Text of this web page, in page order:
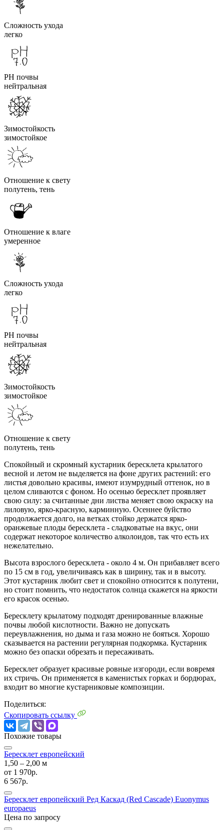
Сложность ухода
легко
PH почвы
нейтральная
Зимостойкость
зимостойкое
Отношение к свету
полутень, тень
Отношение к влаге
умеренное
Сложность ухода
легко
PH почвы
нейтральная
Зимостойкость
зимостойкое
Отношение к свету
полутень, тень
Спокойный и скромный кустарник бересклета крылатого
весной и летом не выделяется на фоне других растений: его
листья довольно красивы, имеют изумрудный оттенок, но в
целом сливаются с фоном. Но осенью бересклет проявляет
свою силу: за считанные дни листва меняет свою окраску на
лиловую, ярко-красную, карминную. Осеннее буйство
продолжается долго, на ветках стойко держатся ярко-
оранжевые плоды бересклета - сладковатые на вкус, они
содержат некоторое количество алколоидов, так что есть их
нежелательно.
Высота взрослого бересклета - около 4 м. Он прибавляет всего
по 15 см в год, увеличиваясь как в ширину, так и в высоту.
Этот кустарник любит свет и спокойно относится к полутени,
но стоит помнить, что недостаток солнца скажется на яркости
его красок осенью.
Бересклету крылатому подходят дренированные влажные
почвы любой кислотности. Важно не допускать
переувлажнения, но дыма и газа можно не бояться. Хорошо
сказывается на растении регулярная подкормка. Кустарник
можно без опаски обрезать и пересаживать.
Бересклет образует красивые ровные изгороди, если вовремя
их стричь. Он применяется в каменистых горках и бордюрах,
входит во многие кустарниковые композиции.
Поделиться:
Скопировать ссылку
Похожие товары
Бересклет европейский
1,50 ‒ 2,00 м
от 1 970р.
6 567р.
Бересклет европейский Ред Каскад (Red Cascade) Euonymus
europaeus
Цена по запросу